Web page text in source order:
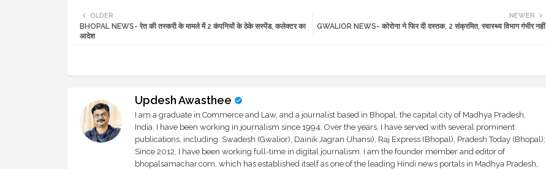
NEWER
GWALIOR NEWS- कोरोना ने फिर दी दस्तक, 2 संक्रमित, स्वास्थ्य विभाग गंभीर नहीं
OLDER
BHOPAL NEWS- रेत की तस्करी के मामले में 2 कंपनियों के ठेके सस्पेंड, कलेक्टर का
आदेश
Updesh Awasthee
I am a graduate in Commerce and Law, and a journalist based in Bhopal, the capital city of Madhya Pradesh,
India. I have been working in journalism since 1994. Over the years, I have served with several prominent
publications, including: Swadesh (Gwalior), Dainik Jagran (Jhansi), Raj Express (Bhopal), Pradesh Today (Bhopal);
Since 2012, I have been working full-time in digital journalism. I am the founder member and editor of
bhopalsamachar.com, which has established itself as one of the leading Hindi news portals in Madhya Pradesh,